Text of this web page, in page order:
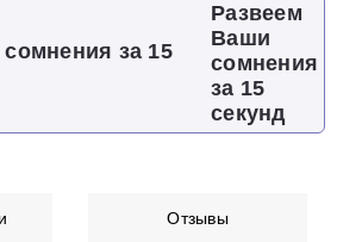
Развеем
Ваши
сомнения
за 15
секунд
Отзывы